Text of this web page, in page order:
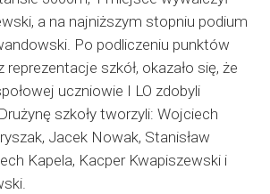
a na najniższym stopniu podium
Po podliczeniu punktów
reprezentacje szkół, okazało się, że
uczniowie I LO zdobyli
szkoły tworzyli: Wojciech
Jacek Nowak, Stanisław
Kapela, Kacper Kwapiszewski i